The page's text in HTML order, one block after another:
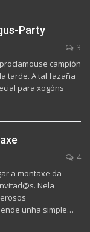
Party
3
campión
tarde. A tal fazaña
para xogóns
4
a montaxe da
Nela
unha simple…